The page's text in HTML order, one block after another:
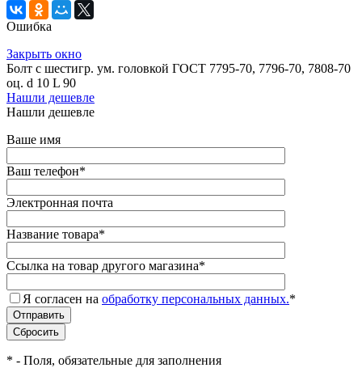
Ошибка
Закрыть окно
Болт с шестигр. ум. головкой ГОСТ 7795-70, 7796-70, 7808-70
оц. d 10 L 90
Нашли дешевле
Нашли дешевле
Ваше имя
Ваш телефон*
Электронная почта
Название товара*
Ссылка на товар другого магазина*
Я согласен на обработку персональных данных.*
* - Поля, обязательные для заполнения